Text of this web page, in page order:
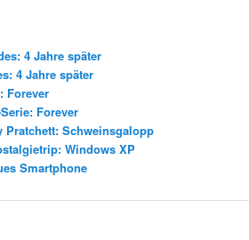
4 Jahre später
4 Jahre später
Forever
Forever
Pratchett: Schweinsgalopp
Windows XP
Smartphone